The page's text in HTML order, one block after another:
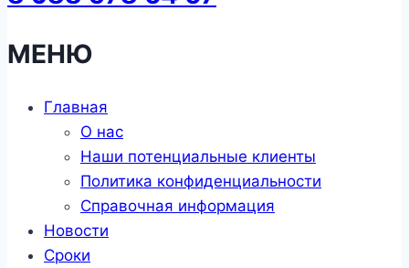
МЕНЮ
Главная
О нас
Наши потенциальные клиенты
Политика конфиденциальности
Справочная информация
Новости
Сроки